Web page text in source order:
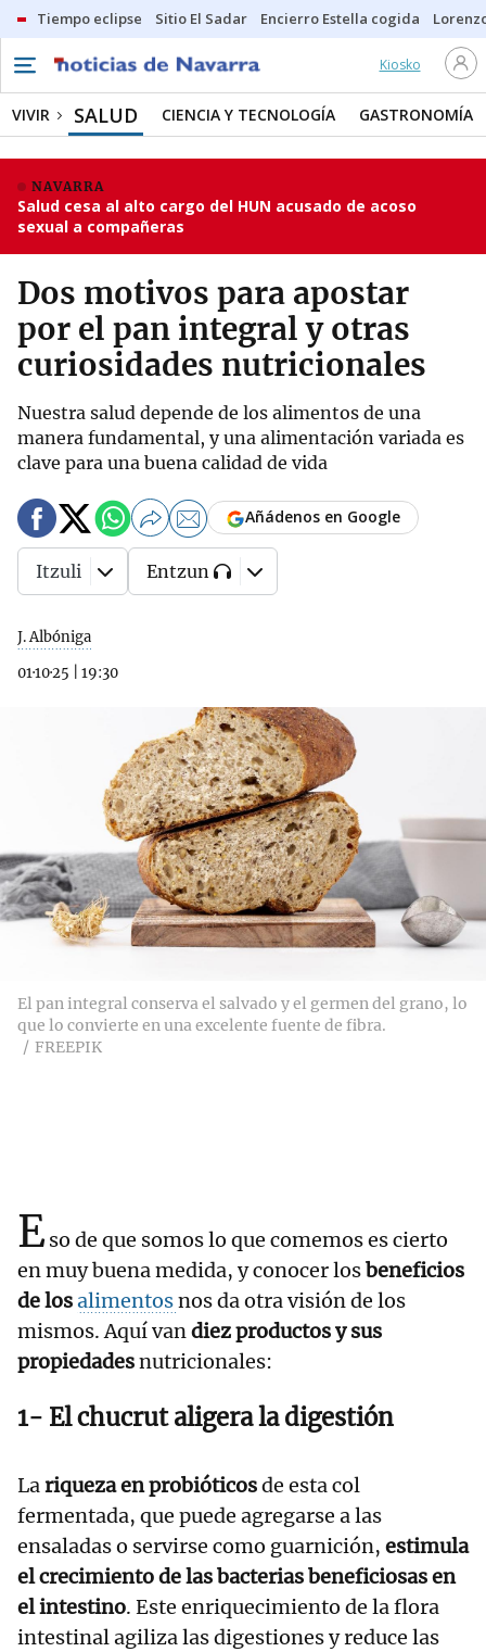
Tiempo eclipse Sitio El Sadar Encierro Estella cogida
Kiosko
VIVIR SALUD CIENCIA Y TECNOLOGÍA GASTRONOMÍA
NAVARRA
Salud cesa al alto cargo del HUN acusado de acoso
sexual a compañeras
Dos motivos para apostar
por el pan integral y otras
curiosidades nutricionales
Nuestra salud depende de los alimentos de una
manera fundamental, y una alimentación variada es
clave para una buena calidad de vida
J. Albóniga
01·10·25
19:30
Añádenos en Google
Itzuli Entzun
El pan integral conserva el salvado y el germen del grano, lo
que lo convierte en una excelente fuente de fibra.
FREEPIK
Eso de que somos lo que comemos es cierto
en muy buena medida, y conocer losbeneficios
de losalimentosnos da otra visión de los
mismos. Aquí vandiez productos y sus
propiedadesnutricionales:
1- El chucrut aligera la digestión
Lariqueza en probióticosde esta col
fermentada, que puede agregarse a las
ensaladas o servirse como guarnición, estimula
el crecimiento de las bacterias beneficiosas en
el intestino. Este enriquecimiento de la flora
intestinal agiliza las digestiones y reduce las